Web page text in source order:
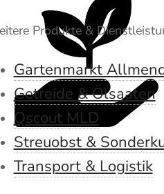
Produkte &
Gartenmarkt
Getreide & Ölsaaten
Qscout MLD
Streuobst &
Transport & Logistik